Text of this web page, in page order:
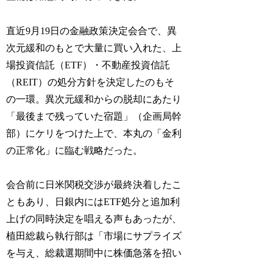
直近9月19日の金融政策決定会合で、異
次元緩和のもとで大量に買い入れた、上
場投資信託（ETF）・不動産投資信託
（REIT）の処分方針を決定したのもそ
の一環。異次元緩和からの脱却にあたり
「最後まで残っていた宿題」（企画局幹
部）にケリをつけた上で、本丸の「金利
の正常化」に臨む戦略だった。
会合前に日米関税交渉が最終決着したこ
ともあり、日銀内にはETF処分と追加利
上げの同時決定を唱える声もあったが、
植田総裁ら執行部は「市場にサプライズ
を与え、総裁選期間中に株価急落を招い